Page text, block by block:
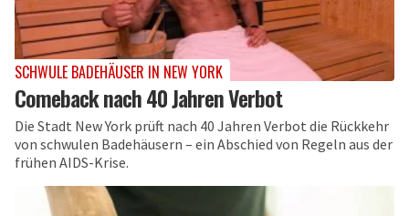
SCHWULE BADEHÄUSER IN NEW YORK
Comeback nach 40 Jahren Verbot
Die Stadt New York prüft nach 40 Jahren Verbot die Rückkehr
von schwulen Badehäusern – ein Abschied von Regeln aus der
frühen AIDS-Krise.